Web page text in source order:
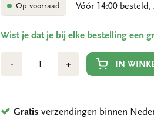
Op voorraad Vóór 14:00
Wist je dat je bij elke bestelling een
-Min
1
+Plus
1
IN
Gratis verzendingen binnen